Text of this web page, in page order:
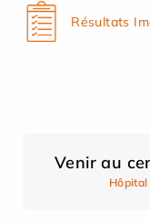
Résultats
Venir au
Hôpital